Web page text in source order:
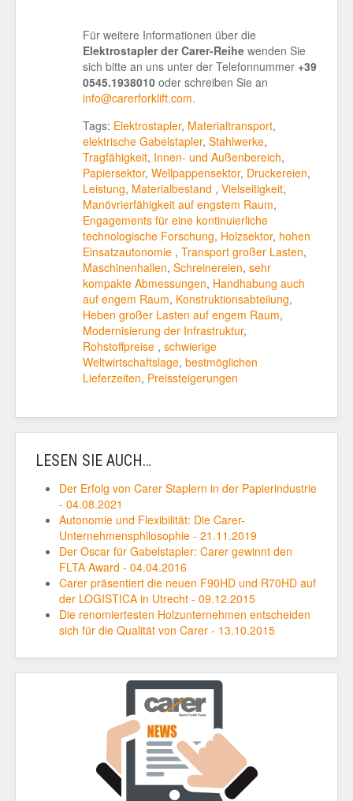
Für weitere Informationen über die
Elektrostapler der Carer-Reihe wenden Sie
sich bitte an uns unter der Telefonnummer +39
0545.1938010 oder schreiben Sie an
info@carerforklift.com.
Tags: Elektrostapler, Materialtransport,
elektrische Gabelstapler, Stahlwerke,
Tragfähigkeit, Innen- und Außenbereich,
Papiersektor, Wellpappensektor, Druckereien,
Leistung, Materialbestand , Vielseitigkeit,
Manövrierfähigkeit auf engstem Raum,
Engagements für eine kontinuierliche
technologische Forschung, Holzsektor, hohen
Einsatzautonomie , Transport großer Lasten,
Maschinenhallen, Schreinereien, sehr
kompakte Abmessungen, Handhabung auch
auf engem Raum, Konstruktionsabteilung,
Heben großer Lasten auf engem Raum,
Modernisierung der Infrastruktur,
Rohstoffpreise , schwierige
Weltwirtschaftslage, bestmöglichen
Lieferzeiten, Preissteigerungen
LESEN SIE AUCH…
Der Erfolg von Carer Staplern in der Papierindustrie
- 04.08.2021
Autonomie und Flexibilität: Die Carer-
Unternehmensphilosophie - 21.11.2019
Der Oscar für Gabelstapler: Carer gewinnt den
FLTA Award - 04.04.2016
Carer präsentiert die neuen F90HD und R70HD auf
der LOGISTICA in Utrecht - 09.12.2015
Die renomiertesten Holzunternehmen entscheiden
sich für die Qualität von Carer - 13.10.2015